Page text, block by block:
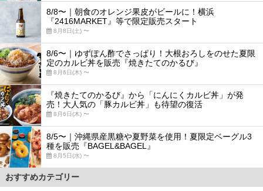
8/8〜｜朝食のオレンジ果皮がビールに！横浜
『2416MARKET』等で限定販売スタート
8月8日(土) 〜
8/6〜｜ゆずぽん酢でさっぱり！大根おろしをのせた夏限
定のカルビ丼を販売『焼きたてのかるび』
8月6日(木) 〜
『焼きたてのかるび』から「にんにくカルビ丼」が発
売！大人気の「豚カルビ丼」も待望の復活
8月6日(木) 〜
8/5〜｜沖縄県産黒糖や夏野菜を使用！夏限定ベーグル3
種を販売『BAGEL&BAGEL』
8月5日(水) 〜
おすすめカテゴリー